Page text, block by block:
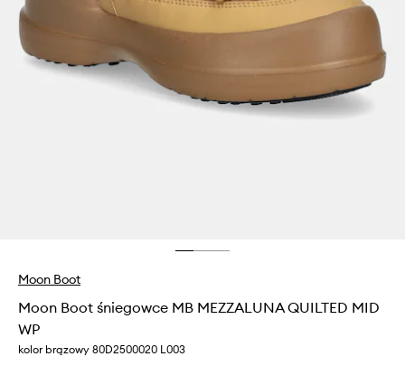
Moon Boot
Moon Boot śniegowce MB MEZZALUNA QUILTED MID
WP
kolor brązowy 80D2500020 L003